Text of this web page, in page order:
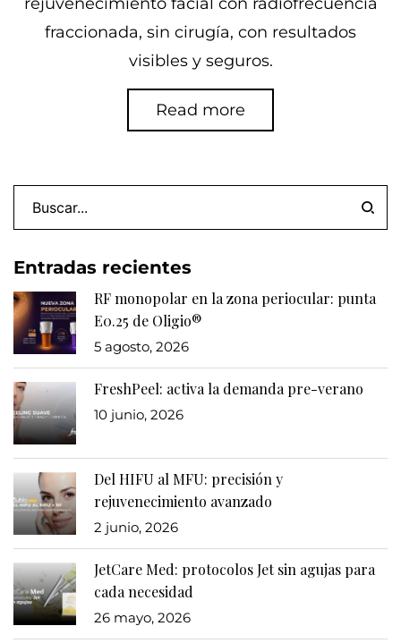
fraccionada, sin cirugía, con resultados
visibles y seguros.
Read more
Entradas recientes
RF monopolar en la zona periocular: punta
E0.25 de Oligio®
5 agosto, 2026
FreshPeel: activa la demanda pre-verano
10 junio, 2026
Del HIFU al MFU: precisión y
rejuvenecimiento avanzado
2 junio, 2026
JetCare Med: protocolos Jet sin agujas para
cada necesidad
26 mayo, 2026